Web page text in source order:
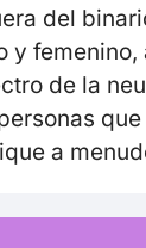
del
y femenino,
de la
a